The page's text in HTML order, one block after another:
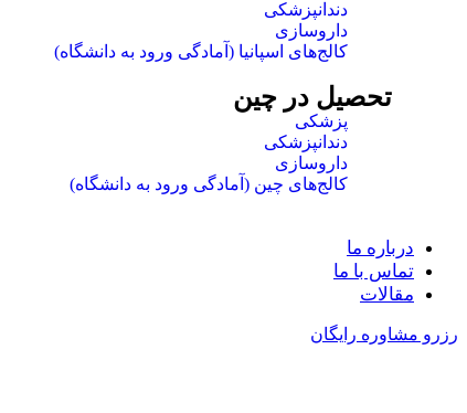
دندانپزشکی
داروسازی
کالج‌های اسپانیا (آمادگی ورود به دانشگاه)
تحصیل در چین
پزشکی
دندانپزشکی
داروسازی
کالج‌های چین (آمادگی ورود به دانشگاه)
درباره ما
تماس با ما
مقالات
رزرو مشاوره رایگان